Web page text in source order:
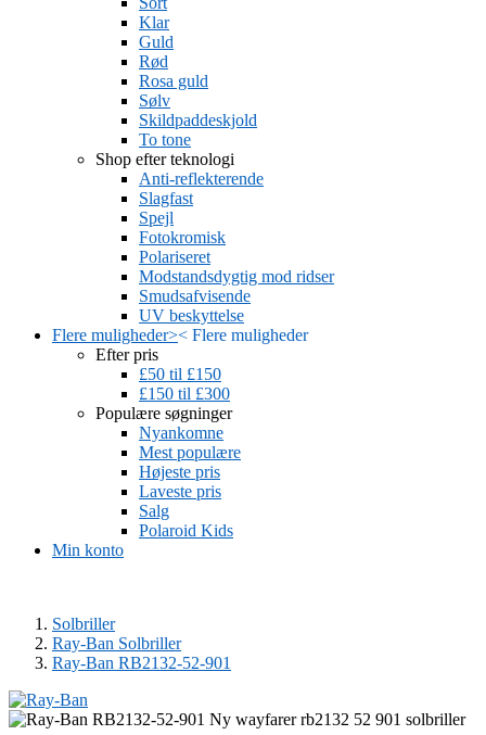
Klar
Guld
Rød
Rosa guld
Sølv
Skildpaddeskjold
To tone
Shop efter teknologi
Anti-reflekterende
Slagfast
Spejl
Fotokromisk
Polariseret
Modstandsdygtig mod ridser
Smudsafvisende
UV beskyttelse
Flere muligheder>< Flere muligheder
Efter pris
£50 til £150
£150 til £300
Populære søgninger
Nyankomne
Mest populære
Højeste pris
Laveste pris
Salg
Polaroid Kids
Min konto
Solbriller
Ray-Ban Solbriller
Ray-Ban RB2132-52-901